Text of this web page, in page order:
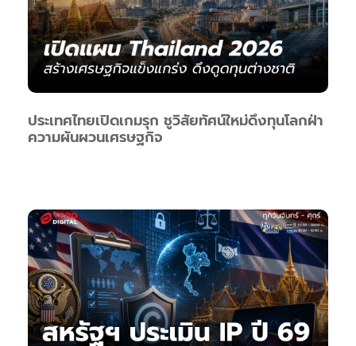
ประเทศไทยเปิดเกมรุก ชูวิสัยทัศน์ใหม่ดึงทุนโลกฝ่า
ความผันผวนเศรษฐกิจ